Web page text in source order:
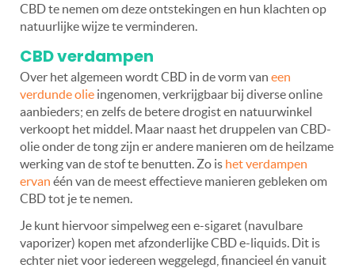
CBD te nemen om deze ontstekingen en hun klachten op
natuurlijke wijze te verminderen.
CBD verdampen
Over het algemeen wordt CBD in de vorm van een
verdunde olie ingenomen, verkrijgbaar bij diverse online
aanbieders; en zelfs de betere drogist en natuurwinkel
verkoopt het middel. Maar naast het druppelen van CBD-
olie onder de tong zijn er andere manieren om de heilzame
werking van de stof te benutten. Zo is het verdampen
ervan één van de meest effectieve manieren gebleken om
CBD tot je te nemen.
Je kunt hiervoor simpelweg een e-sigaret (navulbare
vaporizer) kopen met afzonderlijke CBD e-liquids. Dit is
echter niet voor iedereen weggelegd, financieel én vanuit